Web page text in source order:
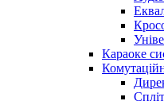
Караоке